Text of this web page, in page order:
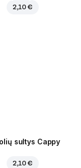
2,10 €
sultys Cappy
2,10 €